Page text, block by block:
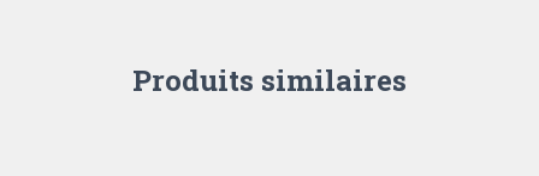
Produits similaires